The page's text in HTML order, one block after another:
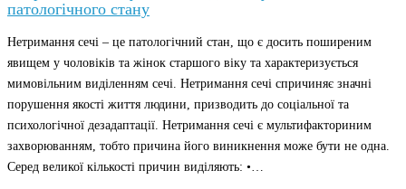
патологічного стану
Нетримання сечі – це патологічний стан, що є досить поширеним
явищем у чоловіків та жінок старшого віку та характеризується
мимовільним виділенням сечі. Нетримання сечі спричиняє значні
порушення якості життя людини, призводить до соціальної та
психологічної дезадаптації. Нетримання сечі є мультифакториним
захворюванням, тобто причина його виникнення може бути не одна.
Серед великої кількості причин виділяють: •…